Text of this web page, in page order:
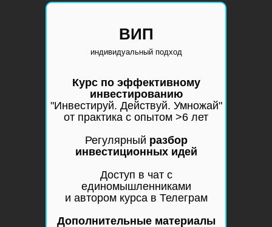
Курс по эффективному
инвестированию
"Инвестируй. Действуй. Умножай"
от практика с опытом >6 лет
Регулярный разбор
инвестиционных идей
Доступ в чат с
единомышленниками
и автором курса в Телеграм
Дополнительные материалы
индивидуальный подход
ВИП